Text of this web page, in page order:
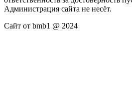
Администрация сайта не несёт.
Сайт от bmb1 @ 2024